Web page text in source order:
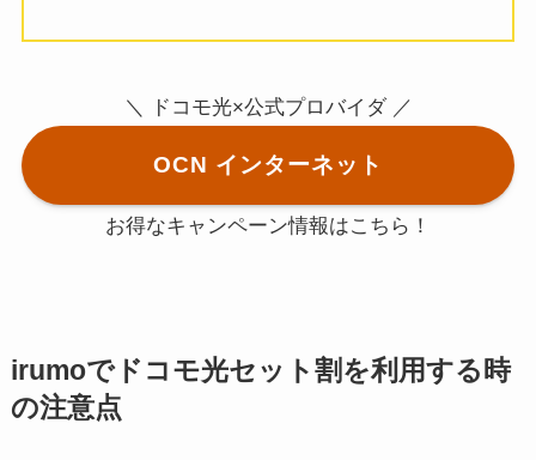
＼ ドコモ光×公式プロバイダ ／
OCN インターネット
お得なキャンペーン情報はこちら！
irumoでドコモ光セット割を利用する時
の注意点